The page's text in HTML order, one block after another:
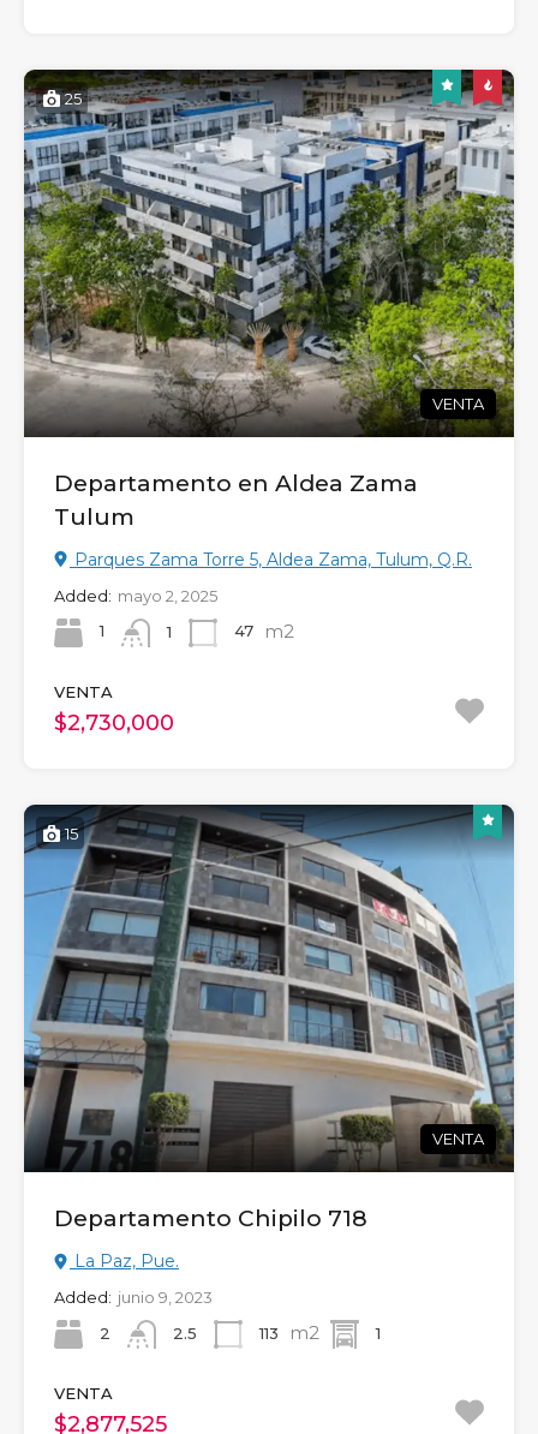
25
VENTA
Departamento en Aldea Zama
Tulum
Parques Zama Torre 5, Aldea Zama, Tulum, Q.R.
Added: mayo 2, 2025
1
1 47 m2
VENTA
$2,730,000
15
VENTA
Departamento Chipilo 718
La Paz, Pue.
Added: junio 9, 2023
2
2.5 113 m2 1
VENTA
$2,877,525